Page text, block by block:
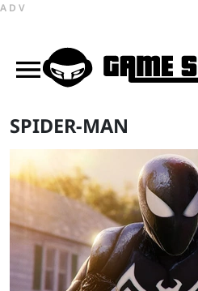
ADV
SPIDER-MAN